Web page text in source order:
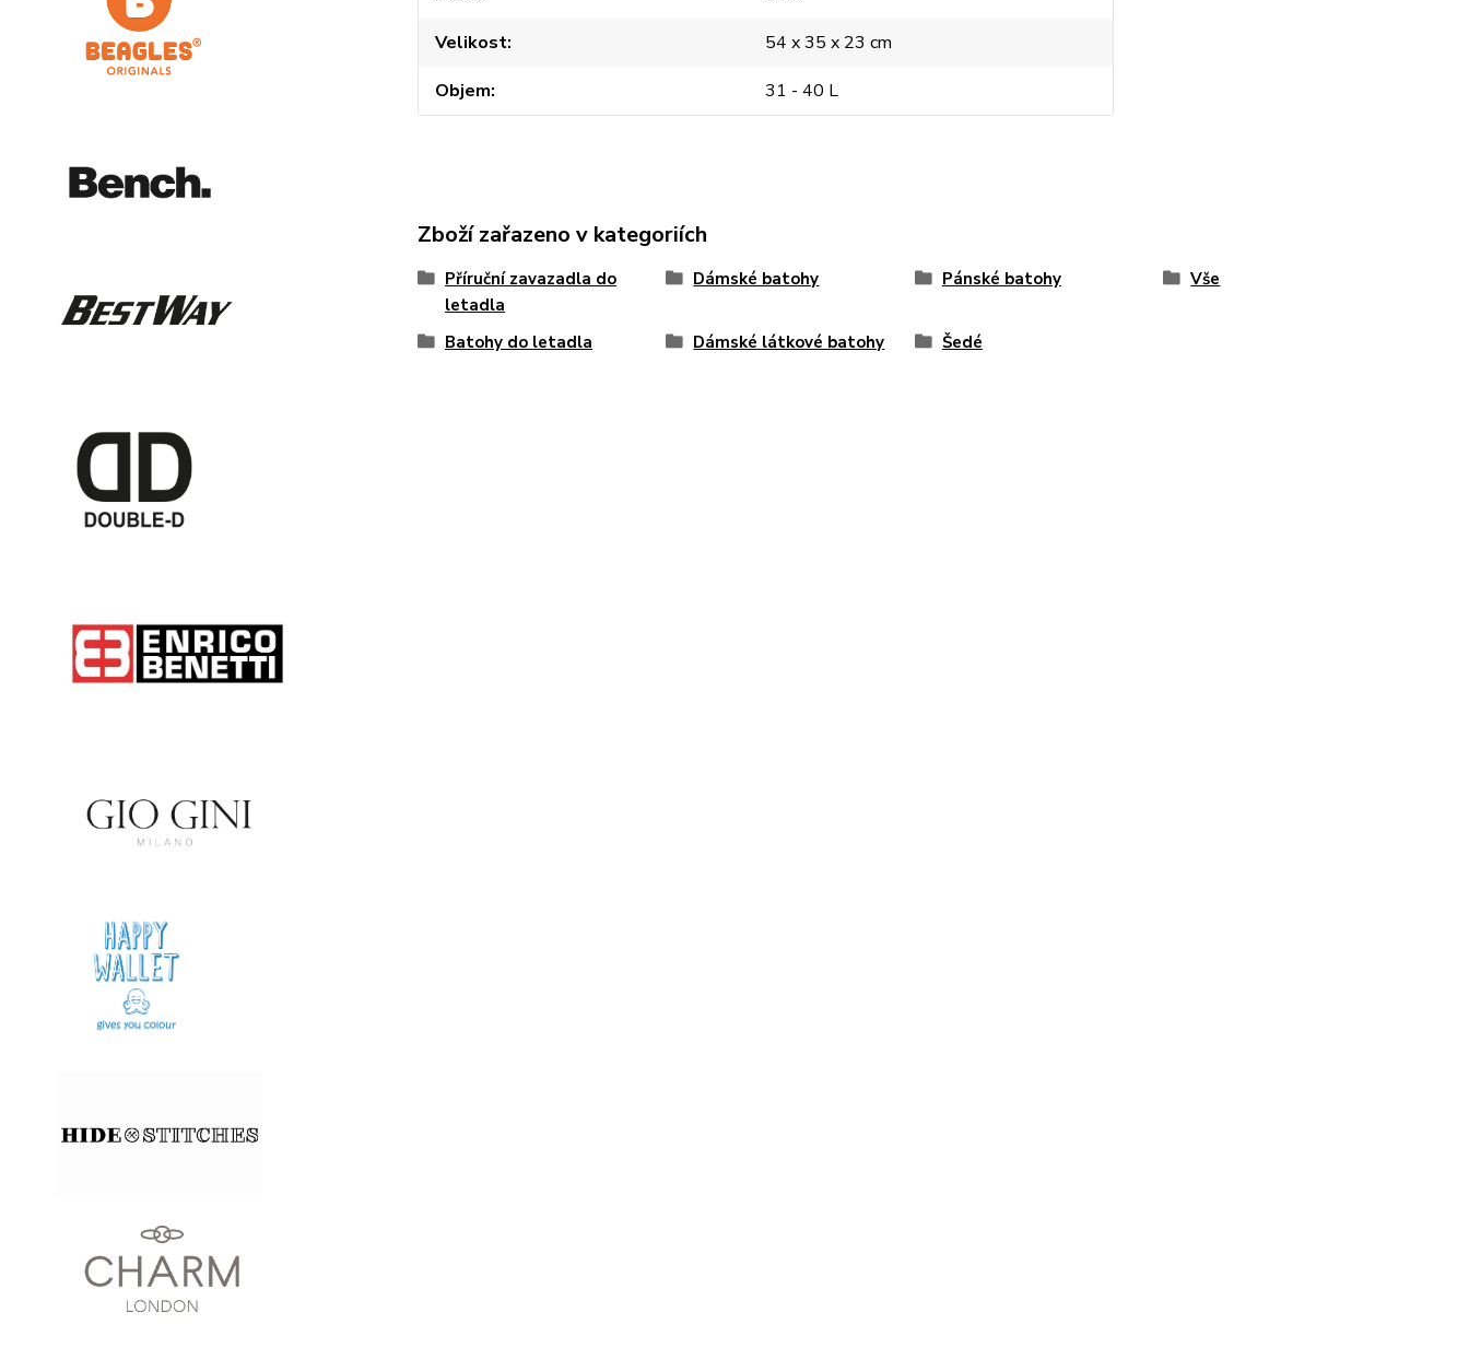
Velikost
54 x 35 x 23 cm
Objem
31 - 40 L
Zboží zařazeno v kategoriích
Příruční zavazadla do
letadla
Dámské batohy Pánské batohy Vše
Batohy do letadla Dámské látkové batohy Šedé